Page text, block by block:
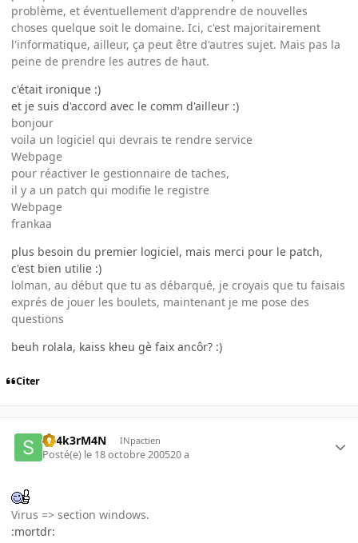
problème, et éventuellement d'apprendre de nouvelles
choses quelque soit le domaine. Ici, c'est majoritairement
l'informatique, ailleur, ça peut être d'autres sujet. Mais pas la
peine de prendre les autres de haut.
c'était ironique :)
et je suis d'accord avec le comm d'ailleur :)
bonjour
voila un logiciel qui devrais te rendre service
Webpage
pour réactiver le gestionnaire de taches,
il y a un patch qui modifie le registre
Webpage
frankaa
plus besoin du premier logiciel, mais merci pour le patch,
c'est bien utilie :)
lolman, au début que tu as débarqué, je croyais que tu faisais
exprés de jouer les boulets, maintenant je me pose des
questions
beuh rolala, kaiss kheu gè faix ancôr? :)
Citer
Sh4k3rM4N INpactien
Posté(e) le 18 octobre 200520 a
Virus => section windows.
:mortdr: